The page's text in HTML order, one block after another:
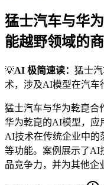
猛士汽车与华
能越野领域的
💡AI 极简速读： 猛士
术，涉及AI模型在汽车
猛士汽车与华为乾崑合
华为乾崑的AI模型，应
AI技术在传统企业中的
等功能。案例展示了AI
品竞争力，并为其他企